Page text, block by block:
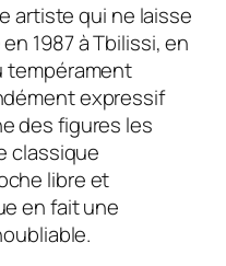
artiste qui ne laisse
1987 à Tbilissi, en
tempérament
expressif
des figures les
classique
libre et
en fait une